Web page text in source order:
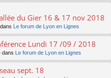
du Gier 16 & 17 nov 2018
Le forum de Lyon en Lignes
Lundi 17 /09 / 2018
dans Le forum de Lyon en Lignes
sept. 18